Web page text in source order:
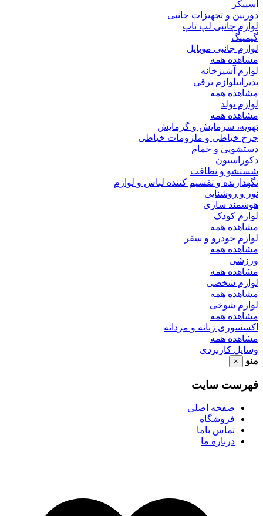
اسپیکر
دوربین و تجهیزات جانبی
لوازم چانبی لپ تاپ
گیمینگ
لوازم جانبی موبایل
مشاهده همه
لوازم آشپزخانه
پذیراییلوازم برقی
مشاهده همه
لوازم تولد
مشاهده همه
تهویه، سرمایش و گرمایش
چرخ خیاطی و ملزومات خیاطی
دستشویی و حمام
دکوراسیون
شستشو و نظافت
نگهدارنده و تقسیم کننده لباس و لوازم
نور و روشنایی
هوشمند سازی
لوازم کودک
مشاهده همه
لوازم خودرو و سفر
مشاهده همه
ورزشی
مشاهده همه
لوازم شخصی
مشاهده همه
لوازم شوخی
مشاهده همه
اکسسوری زنانه و مردانه
مشاهده همه
وسایل کاربردی
منو
×
فهرست سایت
صفحه اصلی
فروشگاه
تماس باما
درباره ما